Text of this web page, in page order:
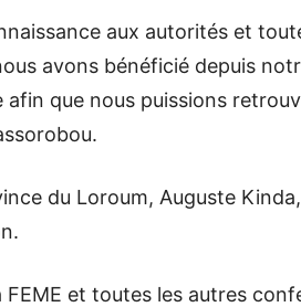
aux autorités et
avons bénéficié depuis
afin que nous puissions
du Loroum, Auguste
et toutes les autres